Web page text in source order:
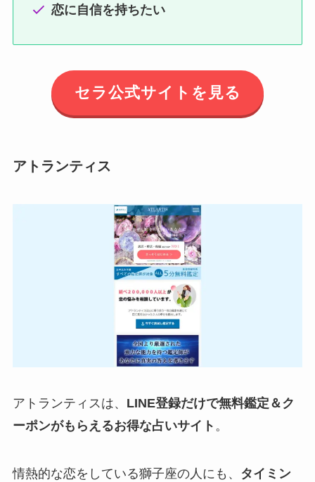
恋に自信を持ちたい
セラ公式サイトを見る
アトランティス
アトランティスは、 LINE登録だけで無料鑑定＆ク
ーポンがもらえるお得な占いサイト 。
情熱的な恋をしている獅子座の人にも、
タイミン